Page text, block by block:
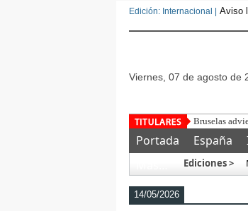
Edición: Internacional | Aviso
viernes, 07 de agosto de
Detenido
Portada España
Ediciones >
14/05/2026